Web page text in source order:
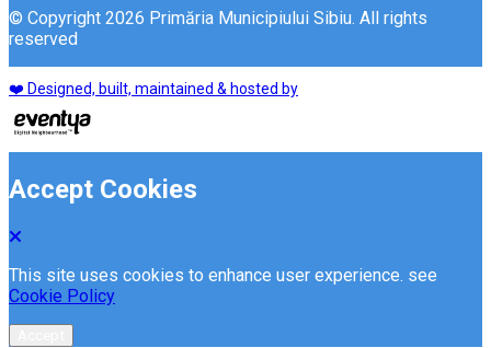
© Copyright 2026 Primăria Municipiului Sibiu. All rights
reserved
❤️ Designed, built, maintained & hosted by
Accept Cookies
This site uses cookies to enhance user experience. see
Cookie Policy